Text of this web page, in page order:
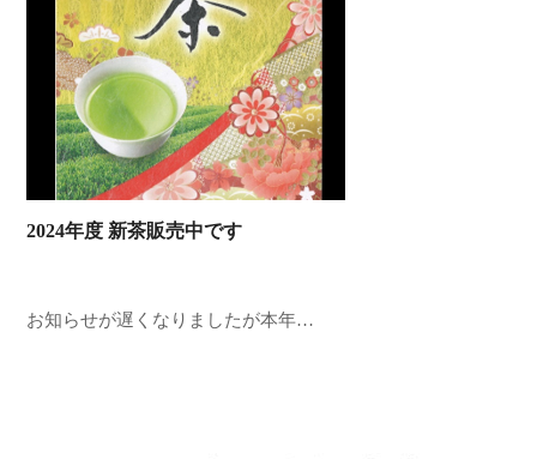
2024年度 新茶販売中です
お知らせが遅くなりましたが本年…